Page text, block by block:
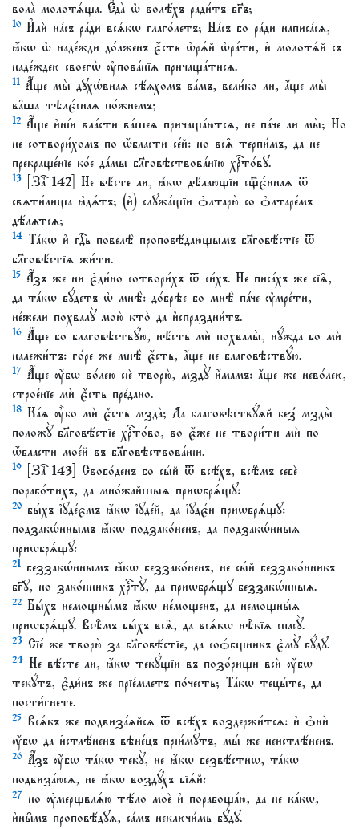
вола̀ молотѧ́ща. Є҆да̀ ѡ҆ волѣ́хъ ради́тъ бг҃ъ;
10 И҆лѝ на́съ ра́ди всѧ́кѡ глаго́летъ; На́съ бо ра́ди написа́сѧ,
ꙗ҆́кѡ ѡ҆ наде́жди до́лженъ є҆́сть ѡ҆рѧ́й ѡ҆ра́ти, и҆ молотѧ́й съ
наде́ждею своегѡ̀ ᲂу҆пова́нїѧ причаща́тисѧ.
11 А҆́ще мы̀ дꙋхѡ́внаѧ сѣ́ѧхомъ ва́мъ, вели́ко ли, а҆́ще мы̀
ва̑ша тѣлє́снаѧ по́жнемъ;
12 А҆́ще и҆ні́и вла́сти ва́шеѧ причаща́ютсѧ, не па́че ли мы̀; Но
не сотвори́хомъ по ѡ҆́бласти се́й: но всѧ̑ терпи́мъ, да не
прекраще́нїе ко́е да́мы бл҃говѣствова́нїю хрⷭ҇то́вꙋ.
13
[Заⷱ҇ 142] Не вѣ́сте ли, ꙗ҆́кѡ дѣ́лающїи сщ҃є́ннаѧ ѿ
свѧти́лища ꙗ҆дѧ́тъ; (и҆) слꙋжа́щїи ѻ҆лтарю̀ со ѻ҆лтаре́мъ
дѣ́лѧтсѧ;
14 Та́кѡ и҆ гдⷭ҇ь повелѣ̀ проповѣ́дающымъ бл҃говѣ́стїе ѿ
бл҃говѣ́стїѧ жи́ти.
15 А҆́зъ же ни є҆ди́но сотвори́хъ ѿ си́хъ. Не писа́хъ же сїѧ̑,
да та́кѡ бꙋ́детъ ѡ҆ мнѣ̀: до́брѣе бо мнѣ̀ па́че ᲂу҆мре́ти,
не́жели похвалꙋ̀ мою̀ кто̀ да и҆спраздни́тъ.
16 А҆́ще бо благовѣствꙋ́ю, нѣ́сть мѝ похвалы̀, нꙋ́жда бо мѝ
належи́тъ: го́ре же мнѣ̀ є҆́сть, а҆́ще не благовѣствꙋ́ю.
17 А҆́ще ᲂу҆́бѡ во́лею сїѐ творю̀, мздꙋ̀ и҆́мамъ: а҆́ще же нево́лею,
строе́нїе мѝ є҆́сть пре́дано.
18 Ка́ѧ ᲂу҆̀бо мѝ є҆́сть мзда̀; Да благовѣствꙋ́ѧй без̾ мзды̀
положꙋ̀ бл҃говѣ́стїе хрⷭ҇то́во, во є҆́же не твори́ти мѝ по
ѡ҆́бласти мое́й въ бл҃говѣствова́нїи.
19
[Заⷱ҇ 143] Свобо́денъ бо сы́й ѿ всѣ́хъ, всѣ̑мъ себѐ
порабо́тихъ, да мно́жайшыѧ приѡбрѧ́щꙋ:
20 бы́хъ і҆ꙋде́ємъ ꙗ҆́кѡ і҆ꙋде́й, да і҆ꙋдє́и приѡбрѧ́щꙋ:
подзакѡ́ннымъ ꙗ҆́кѡ подзако́ненъ, да подзакѡ́нныѧ
приѡбрѧ́щꙋ:
21 беззакѡ́ннымъ ꙗ҆́кѡ беззако́ненъ, не сы́й беззако́нникъ
бг҃ꙋ, но зако́нникъ хрⷭ҇тꙋ̀, да приѡбрѧ́щꙋ беззакѡ́нныѧ.
22 Бы́хъ немощны́мъ ꙗ҆́кѡ не́мощенъ, да немощны́ѧ
приѡбрѧ́щꙋ. Всѣ̑мъ бы́хъ всѧ̑, да всѧ́кѡ нѣ̑кїѧ спасꙋ̀.
23 Сїе́ же творю̀ за бл҃говѣ́стїе, да соѻ́бщникъ є҆мꙋ̀ бꙋ́дꙋ.
24 Не вѣ́сте ли, ꙗ҆́кѡ текꙋ́щїи въ позо́рищи всѝ ᲂу҆́бѡ
текꙋ́тъ, є҆ди́нъ же прїе́млетъ по́честь; Та́кѡ тецы́те, да
пости́гнете.
25 Всѧ́къ же подвиза́ѧйсѧ ѿ всѣ́хъ воздержи́тсѧ: и҆ ѻ҆нѝ
ᲂу҆́бѡ да и҆стлѣ́ненъ вѣне́цъ прїи́мꙋтъ, мы́ же неистлѣ́ненъ.
26 А҆́зъ ᲂу҆́бѡ та́кѡ текꙋ̀, не ꙗ҆́кѡ безвѣ́стнѡ, та́кѡ
подвиза́юсѧ, не ꙗ҆́кѡ воздꙋ́хъ бїѧ́й:
27 но ᲂу҆мерщвлѧ́ю тѣ́ло моѐ и҆ порабоща́ю, да не ка́кѡ,
и҆ны̑мъ проповѣ́дꙋѧ, са́мъ неключи́мь бꙋ́дꙋ.